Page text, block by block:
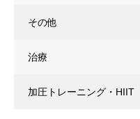
その他
治療
加圧トレーニング・HIIT